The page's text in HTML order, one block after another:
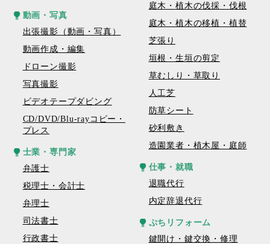
動画・写真
出張撮影（動画・写真）
動画作成・編集
ドローン撮影
写真撮影
ビデオテープダビング
CD/DVD/Blu-rayコピー・
プレス
士業・専門家
弁護士
税理士・会計士
弁理士
司法書士
行政書士
庭木・植木の伐採・伐根
庭木・植木の移植・植替
芝張り
垣根・生垣の剪定
草むしり・草取り
人工芝
防草シート
砂利敷き
造園業者・植木屋・庭師
仕事・就職
退職代行
内定辞退代行
ぷちリフォーム
鍵開け・鍵交換・修理